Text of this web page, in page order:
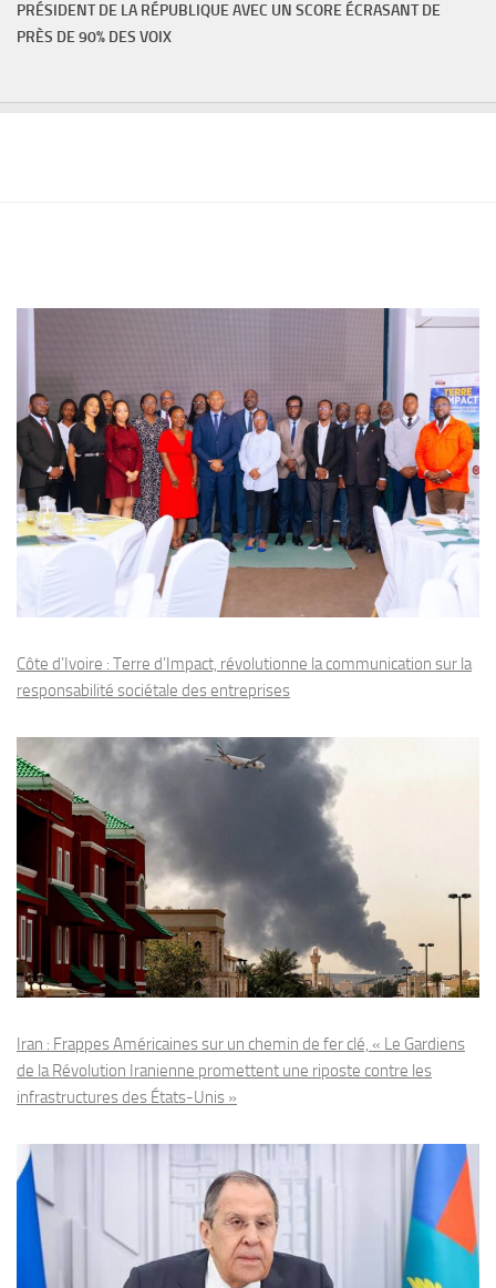
PRÉSIDENT DE LA RÉPUBLIQUE AVEC UN SCORE ÉCRASANT DE
PRÈS DE 90% DES VOIX
Côte d’Ivoire : Terre d’Impact, révolutionne la communication sur la
responsabilité sociétale des entreprises
Iran : Frappes Américaines sur un chemin de fer clé, « Le Gardiens
de la Révolution Iranienne promettent une riposte contre les
infrastructures des États-Unis »